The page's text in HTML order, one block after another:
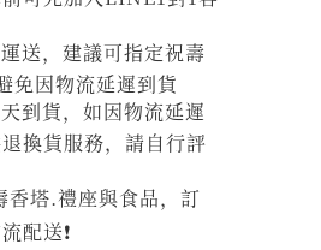
送，建議可指定祝壽
免因物流延遲到貨
到貨，如因物流延遲
換貨服務，請自行評
香塔.禮座與食品，訂
配送❗